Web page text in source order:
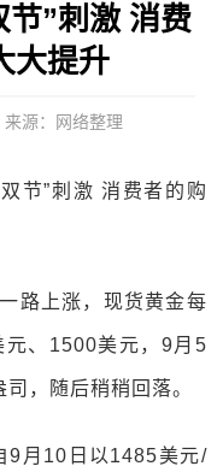
节”刺激 消费
大提升
来源：网络整理
节”刺激 消费者的购
路上涨，现货黄金每
、1500美元，9月5
，随后稍稍回落。
9月10日以1485美元/